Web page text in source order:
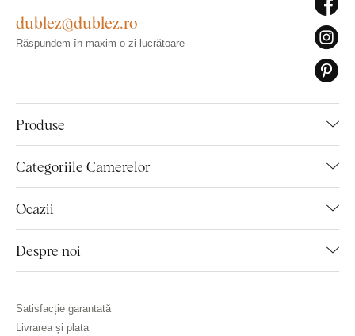
Produse
Categoriile Camerelor
Ocazii
Despre noi
dublez@dublez.ro
Răspundem în maxim o zi lucrătoare
Satisfacție garantată
Livrarea și plata